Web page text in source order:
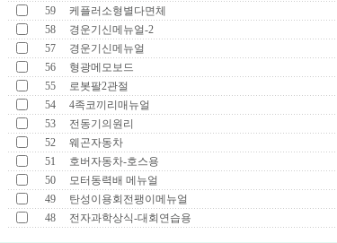
59
케플러소형별다면체
58
경운기신메뉴얼-2
57
경운기신메뉴얼
56
형광메모보드
55
로봇팔2관절
54
4족코끼리매뉴얼
53
전동기의원리
52
웨곤자동차
51
호버자동차-호스용
50
모터동력배 메뉴얼
49
탄성이용회전팽이메뉴얼
48
전자과학상식-대회연습용